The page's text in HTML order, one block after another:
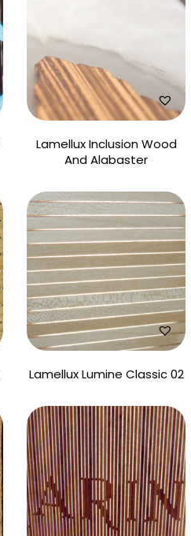
Lamellux Inclusion Wood
And Alabaster
Lamellux Lumine Classic 02